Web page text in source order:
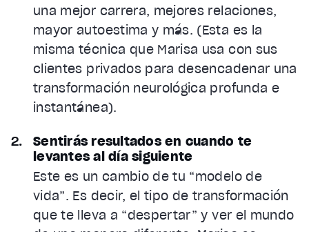
una mejor carrera, mejores relaciones,
mayor autoestima y más. (Esta es la
misma técnica que Marisa usa con sus
clientes privados para desencadenar una
transformación neurológica profunda e
instantánea).
Sentirás resultados en cuando te
levantes al día siguiente
Este es un cambio de tu “modelo de
vida”. Es decir, el tipo de transformación
que te lleva a “despertar” y ver el mundo